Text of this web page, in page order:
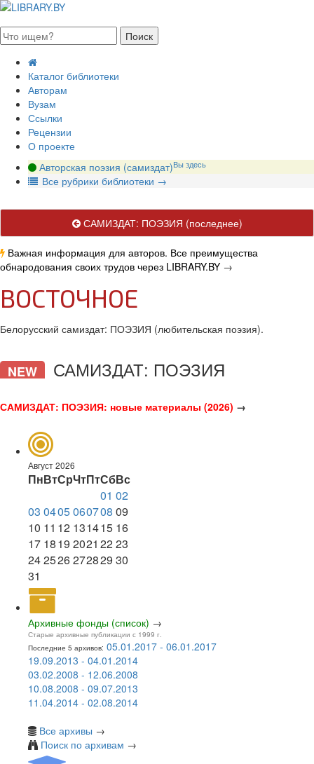
Каталог библиотеки
Авторам
Вузам
Ссылки
Рецензии
О проекте
Авторская поэзия (самиздат)Вы здесь
Все рубрики библиотеки →
САМИЗДАТ: ПОЭЗИЯ (последнее)
Важная информация для авторов. Все преимущества
обнародования своих трудов через LIBRARY.BY →
ВОСТОЧНОЕ
Белорусский самиздат: ПОЭЗИЯ (любительская поэзия).
NEW САМИЗДАТ: ПОЭЗИЯ
САМИЗДАТ: ПОЭЗИЯ: новые материалы (2026) →
Август 2026
ПнВтСрЧтПтСбВс
01 02
03 0405060708 09
10 11 12 131415 16
17 1819 2021 2223
242526272829 30
31
Архивные фонды (список) →
Старые архивные публикации с 1999 г.
Последние 5 архивов: 05.01.2017 - 06.01.2017
19.09.2013 - 04.01.2014
03.02.2008 - 12.06.2008
10.08.2008 - 09.07.2013
11.04.2014 - 02.08.2014
Все архивы →
Поиск по архивам →